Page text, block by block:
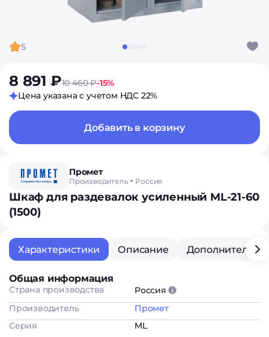
5
8 891 ₽10 460 ₽-15%
Цена указана с учетом НДС 22%
Добавить в корзину
Промет
Производитель Россия
Шкаф для раздевалок усиленный ML-21-60
(1500)
Характеристики Описание
Общая информация
Страна производства
Россия
Производитель
Промет
Серия
ML